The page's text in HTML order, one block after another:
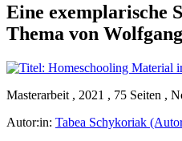
Eine exemplarische
Thema von
Masterarbeit , 2021 , 75 Seiten ,
Autor:in: Tabea Schykoriak